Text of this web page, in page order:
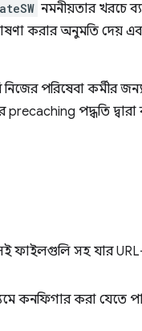
নমনীয়তার খরচে
করার অনুমতি দেয়
পরিষেবা কর্মীর
পদ্ধতি
ফাইলগুলি সহ যার
কনফিগার করা যেতে